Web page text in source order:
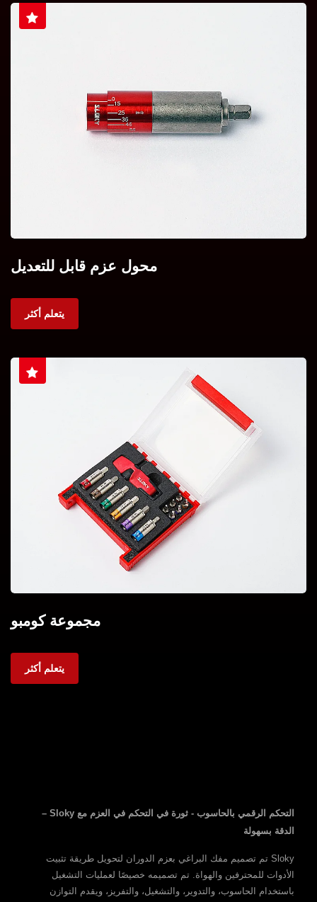
محول عزم قابل للتعديل
يتعلم أكثر
مجموعة كومبو
يتعلم أكثر
التحكم الرقمي بالحاسوب - ثورة في التحكم في العزم مع Sloky –
الدقة بسهولة
Sloky تم تصميم مفك البراغي بعزم الدوران لتحويل طريقة تثبيت
الأدوات للمحترفين والهواة. تم تصميمه خصيصًا لعمليات التشغيل
باستخدام الحاسوب، والتدوير، والتشغيل، والتفريز، ويقدم التوازن